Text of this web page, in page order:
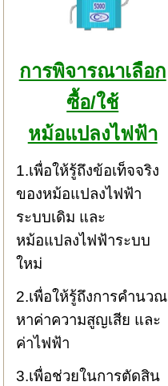
การพิจารณาเลือก
ซื้อ/ใช้
หม้อแปลงไฟฟ้า
1.เพื่อให้รู้ถึงข้อเท็จจริง
ของหม้อแปลงไฟฟ้า
ระบบเดิม และ
หม้อแปลงไฟฟ้าระบบ
ใหม่
2.เพื่อให้รู้ถึงการคำนวณ
หาค่าความสูญเสีย และ
ค่าไฟฟ้า
3.เพื่อช่วยในการตัดสิน